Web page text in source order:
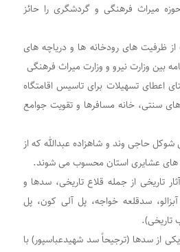
میراث فرهنگی و گردشگری را حائز
ظرفیت های رودخانه ها و دریاچه های
بین وزارت نیرو و وزارت میراث فرهنگی
اعطای تسهیلات برای تاسیس اقامتگاه
سنتی، خانه مسافرها و تقویت جوامع
حاجی وند و شاهزاده عبدالله که از
های عشایری استان محسوب می شوند.
تاریخی از جمله قلاع تاریخی، سدها و
سدقلعه خواجه، پل آلی کون، پل
از سدها (ترجیحاً سد شهیدعباسپور) با